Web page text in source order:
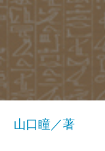
山口瞳／著